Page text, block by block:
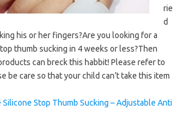
rie
d
his or her fingers?Are you looking for a
thumb sucking in 4 weeks or less?Then
can breck this habbit! Please refer to
be care so that your child can’t take this item
Silicone Stop Thumb Sucking – Adjustable Anti